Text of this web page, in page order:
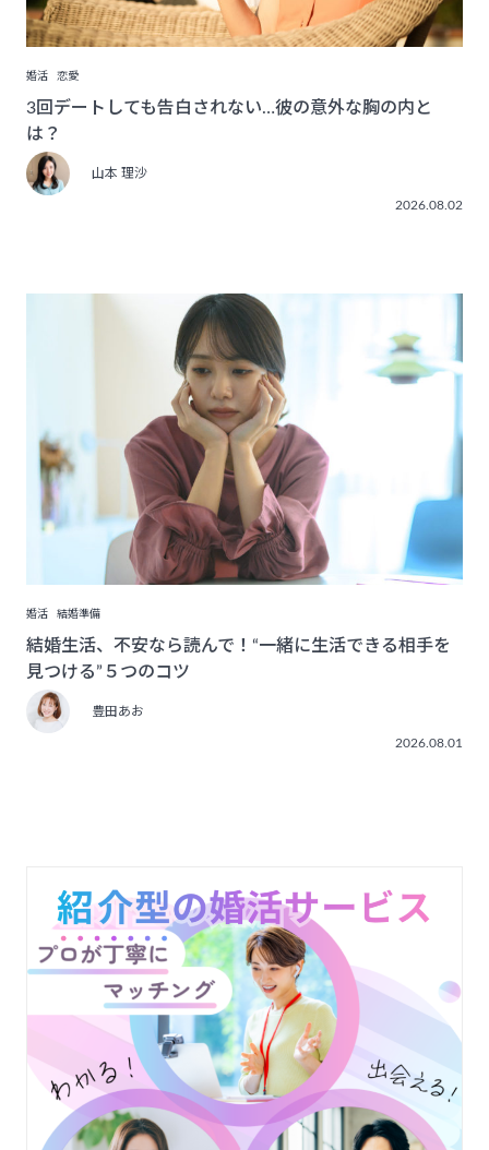
婚活 恋愛
3回デートしても告白されない…彼の意外な胸の内と
は？
山本 理沙
2026.08.02
婚活 結婚準備
結婚生活、不安なら読んで！“一緒に生活できる相手を
見つける”５つのコツ
豊田あお
2026.08.01